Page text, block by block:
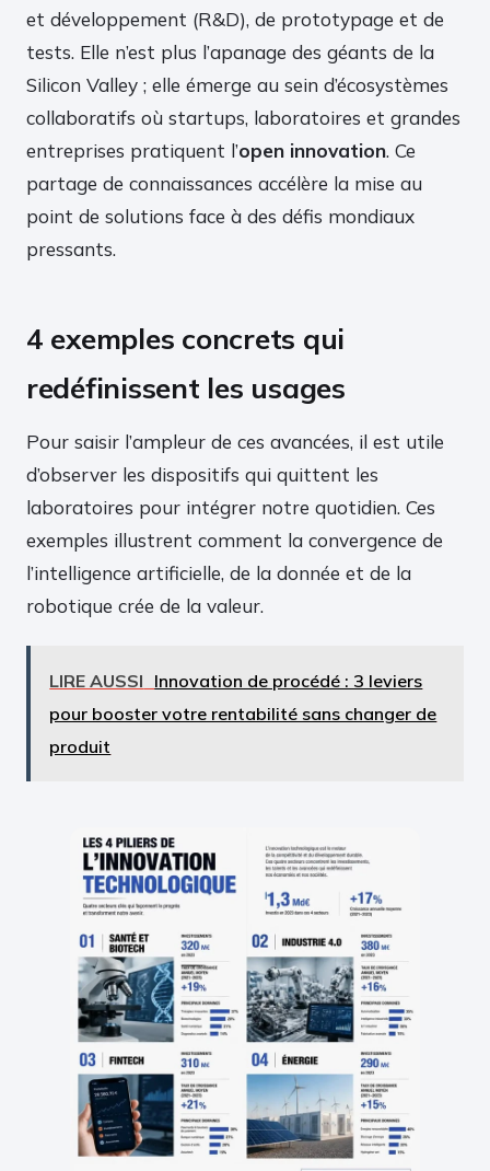
et développement (R&D), de prototypage et de
tests. Elle n’est plus l’apanage des géants de la
Silicon Valley ; elle émerge au sein d’écosystèmes
collaboratifs où startups, laboratoires et grandes
entreprises pratiquent l’open innovation. Ce
partage de connaissances accélère la mise au
point de solutions face à des défis mondiaux
pressants.
4 exemples concrets qui
redéfinissent les usages
Pour saisir l’ampleur de ces avancées, il est utile
d’observer les dispositifs qui quittent les
laboratoires pour intégrer notre quotidien. Ces
exemples illustrent comment la convergence de
l’intelligence artificielle, de la donnée et de la
robotique crée de la valeur.
LIRE AUSSI Innovation de procédé : 3 leviers
pour booster votre rentabilité sans changer de
produit